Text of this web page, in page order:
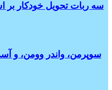
سه ربات تحویل خودکار
سوپرمن، واندر وومن، و